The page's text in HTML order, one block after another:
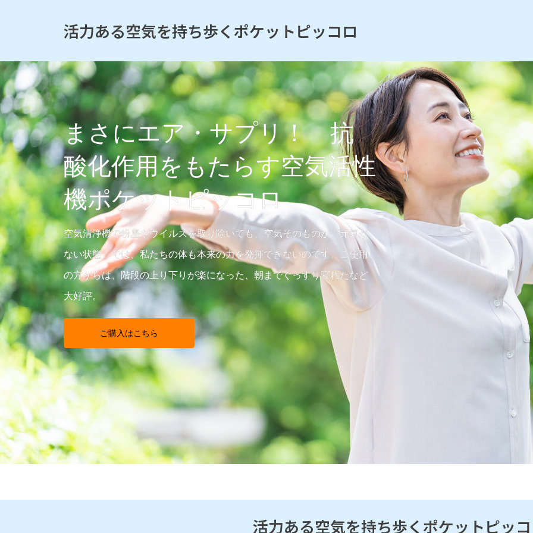
活力ある空気を持ち歩くポケットピッコロ
まさにエア・サプリ！ 抗
酸化作用をもたらす空気活性
機ポケットピッコロ
空気清浄機で粉塵やウイルスを取り除いても、空気そのものが「元気が
ない状態」では、私たちの体も本来の力を発揮できないのです。ご使用
の方からは、階段の上り下りが楽になった、朝までぐっすり寝れたなど
大好評。
ご購入はこちら
活力ある空気を持ち歩くポケットピッ